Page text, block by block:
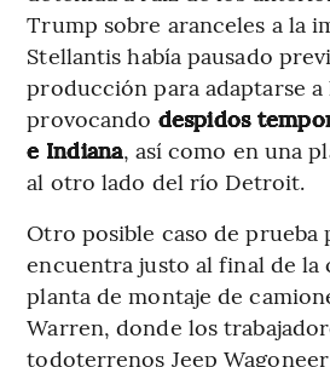
Trump sobre aranceles a la
Stellantis había pausado
producción para adaptarse a
provocando despidos
e Indiana, así como en una
al otro lado del río Detroit.
Otro posible caso de prueba
encuentra justo al final de la
planta de montaje de
Warren, donde los
todoterrenos Jeep